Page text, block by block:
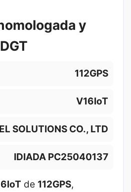
y
112GPS
V16IoT
SOLUTIONS CO., LTD
IDIADA PC25040137
de 112GPS,